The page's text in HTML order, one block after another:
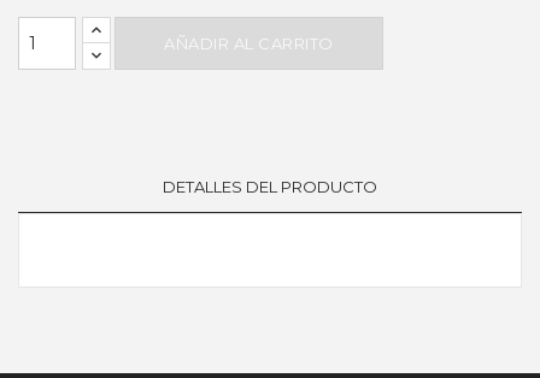
AÑADIR AL CARRITO
DETALLES DEL PRODUCTO